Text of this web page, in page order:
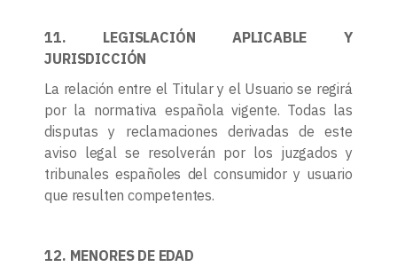
11. LEGISLACIÓN APLICABLE Y
JURISDICCIÓN
La relación entre el Titular y el Usuario se regirá
por la normativa española vigente. Todas las
disputas y reclamaciones derivadas de este
aviso legal se resolverán por los juzgados y
tribunales españoles del consumidor y usuario
que resulten competentes.
12. MENORES DE EDAD